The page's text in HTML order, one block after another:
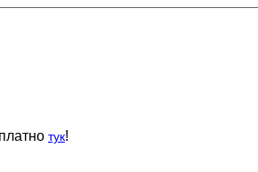
тук!